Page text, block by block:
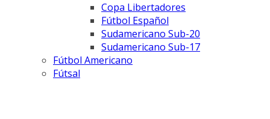
Copa Libertadores
Fútbol Español
Sudamericano Sub-20
Sudamericano Sub-17
Fútbol Americano
Fútsal